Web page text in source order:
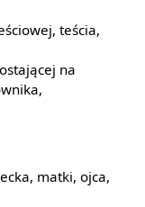
teścia,
na
matki, ojca,